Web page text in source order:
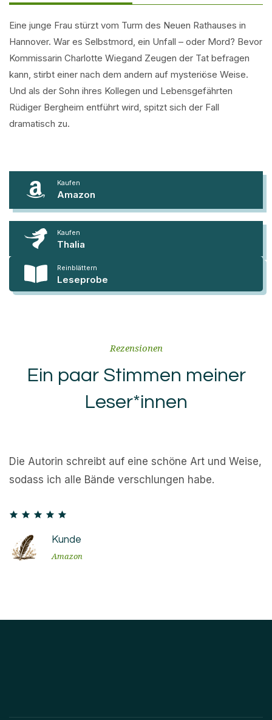
Eine junge Frau stürzt vom Turm des Neuen Rathauses in
Hannover. War es Selbstmord, ein Unfall – oder Mord? Bevor
Kommissarin Charlotte Wiegand Zeugen der Tat befragen
kann, stirbt einer nach dem andern auf mysteriöse Weise.
Und als der Sohn ihres Kollegen und Lebensgefährten
Rüdiger Bergheim entführt wird, spitzt sich der Fall
dramatisch zu.
Kaufen
Amazon
Kaufen
Thalia
Reinblättern
Leseprobe
Rezensionen
Ein paar Stimmen meiner
Leser*innen
Die Autorin schreibt auf eine schöne Art und Weise,
sodass ich alle Bände verschlungen habe.
Kunde
Amazon